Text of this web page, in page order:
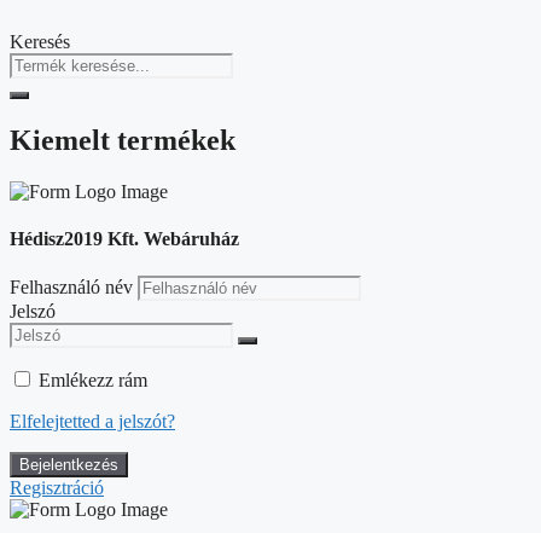
Keresés
Kiemelt termékek
Hédisz2019 Kft. Webáruház
Felhasználó név
Jelszó
Emlékezz rám
Elfelejtetted a jelszót?
Regisztráció